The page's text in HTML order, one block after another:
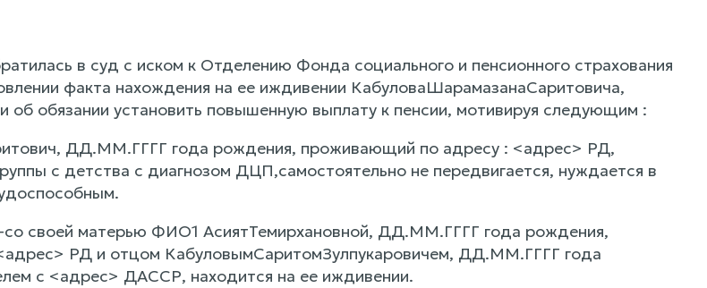
в суд с иском к Отделению Фонда социального и пенсионного страхования
факта нахождения на ее иждивении КабуловаШарамазанаСаритовича,
обязании установить повышенную выплату к пенсии, мотивируя следующим :
ДД.ММ.ГГГГ года рождения, проживающий по адресу : <адрес> РД,
с детства с диагнозом ДЦП,самостоятельно не передвигается, нуждается в
своей матерью ФИО1 АсиятТемирхановной, ДД.ММ.ГГГГ года рождения,
РД и отцом КабуловымСаритомЗулпукаровичем, ДД.ММ.ГГГГ года
с <адрес> ДАССР, находится на ее иждивении.